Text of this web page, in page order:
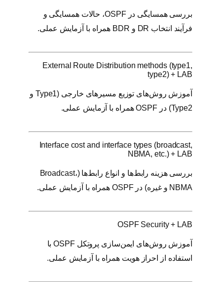
بررسی همسایگی در OSPF، حالات همسایگی و
فرآیند انتخاب DR و BDR همراه با آزمایش عملی.
External Route Distribution methods (type1,
type2) + LAB
آموزش روش‌های توزیع مسیرهای خارجی (Type1 و
Type2) در OSPF همراه با آزمایش عملی.
Interface cost and interface types (broadcast,
NBMA, etc.) + LAB
بررسی هزینه رابط‌ها و انواع رابط‌ها (Broadcast،
NBMA و غیره) در OSPF همراه با آزمایش عملی.
OSPF Security + LAB
آموزش روش‌های ایمن‌سازی پروتکل OSPF با
استفاده از احراز هویت همراه با آزمایش عملی.